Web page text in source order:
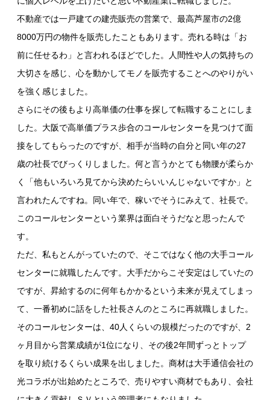
不動産では一戸建ての建売販売の営業で、最高芦屋市の2億
8000万円の物件を販売したこともあります。売れる時は「お
前に任せるわ」と言われるほどでした。人間性や人の気持ちの
大切さを感じ、心を動かしてモノを販売することへのやりがい
を強く感じました。
さらにその後もより高単価の仕事を探して転職することにしま
した。大阪で高単価プラス歩合のコールセンターを見つけて面
接をしてもらったのですが、相手が当時の自分と同い年の27
歳の社長でびっくりしました。何と言うかとても物腰が柔らか
く「他もいろいろ見てから決めたらいいんじゃないですか」と
言われたんですね。同い年で、稼いでそうにみえて、社長で。
このコールセンターという業界は面白そうだなと思ったんで
す。
ただ、私もとんがっていたので、そこではなく他の大手コール
センターに就職したんです。大手だからこそ安定はしていたの
ですが、昇給するのに何年もかかるという未来が見えてしまっ
て、一番初めに話をした社長さんのところに再就職しました。
そのコールセンターは、40人くらいの規模だったのですが、2
ヶ月目から営業成績が1位になり、その後2年間ずっとトップ
を取り続けるくらい成果を出しました。商材は大手通信会社の
光コラボが出始めたところで、売りやすい商材でもあり、会社